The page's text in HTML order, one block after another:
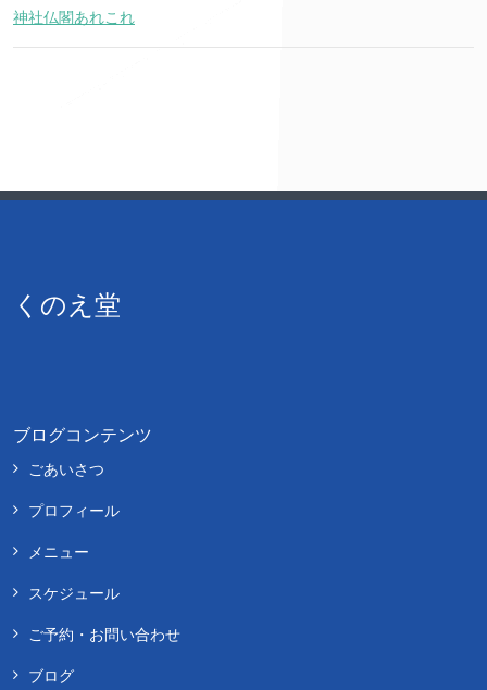
神社仏閣あれこれ
くのえ堂
ブログコンテンツ
ごあいさつ
プロフィール
メニュー
スケジュール
ご予約・お問い合わせ
ブログ